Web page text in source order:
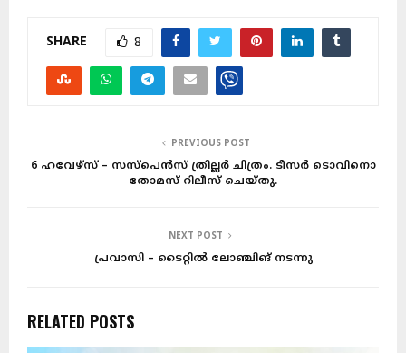
SHARE 8
PREVIOUS POST
6 ഹവേഴ്സ് – സസ്പെൻസ് ത്രില്ലർ ചിത്രം. ടീസർ ടൊവിനൊ
തോമസ് റിലീസ് ചെയ്തു.
NEXT POST
പ്രവാസി – ടൈറ്റിൽ ലോഞ്ചിങ് നടന്നു
RELATED POSTS